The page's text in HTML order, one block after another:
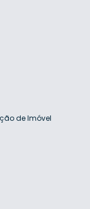
de Imóvel